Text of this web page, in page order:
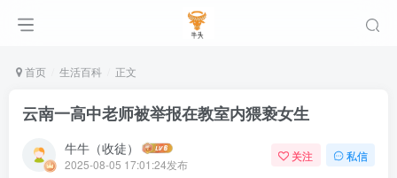
首页 生活百科 正文
云南一高中老师被举报在教室内猥亵女生
牛牛（收徒）
2025-08-05 17:01:24发布
关注 私信